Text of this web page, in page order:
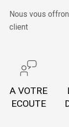
Nous vous
client
A VOTRE
ECOUTE